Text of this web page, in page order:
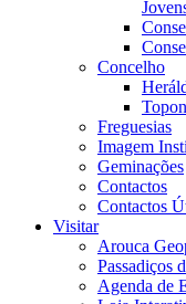
Concelho
Freguesias
Imagem
Geminações
Contactos
Contactos
Visitar
Arouca
Passadiços
Agenda de